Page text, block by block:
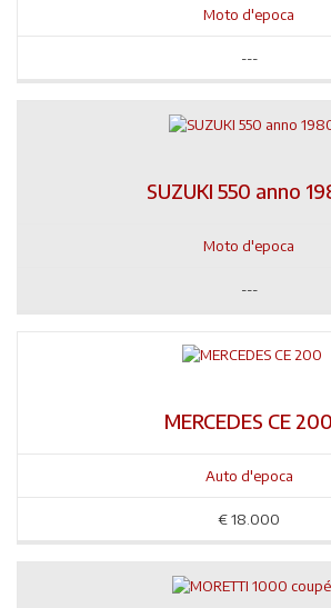
Moto d'epoca
---
SUZUKI 550 anno
Moto d'epoca
---
MERCEDES CE 200
Auto d'epoca
€18.000